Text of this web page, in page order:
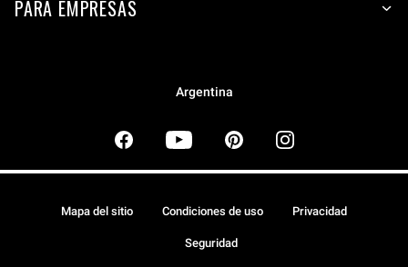
PARA EMPRESAS
Argentina
Mapa del sitio Condiciones de uso Privacidad
Seguridad